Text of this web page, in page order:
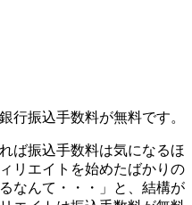
行振込手数料が無料です。
ば振込手数料は気になるほ
リエイトを始めたばかりの
なんて・・・」と、結構が